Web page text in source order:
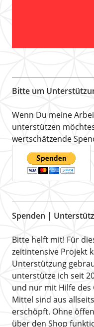
Bitte um
Wenn Du meine
unterstützen
wertschätzende
Spenden |
Bitte helft mit! Für
zeitintensive Projekt
Unterstützung
unterstütze ich seit
und nur mit Hilfe
Mittel sind aus
erschöpft. Ohne
über den Shop